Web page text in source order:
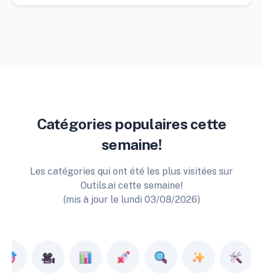
Catégories populaires cette
semaine!
Les catégories qui ont été les plus visitées sur
Outils.ai cette semaine!
(mis à jour le lundi 03/08/2026)